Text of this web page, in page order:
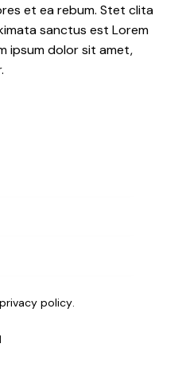
et ea rebum. Stet clita
sanctus est Lorem
ipsum dolor sit amet,
privacy policy.